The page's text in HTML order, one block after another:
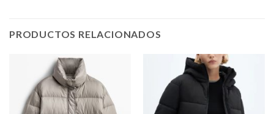
PRODUCTOS RELACIONADOS